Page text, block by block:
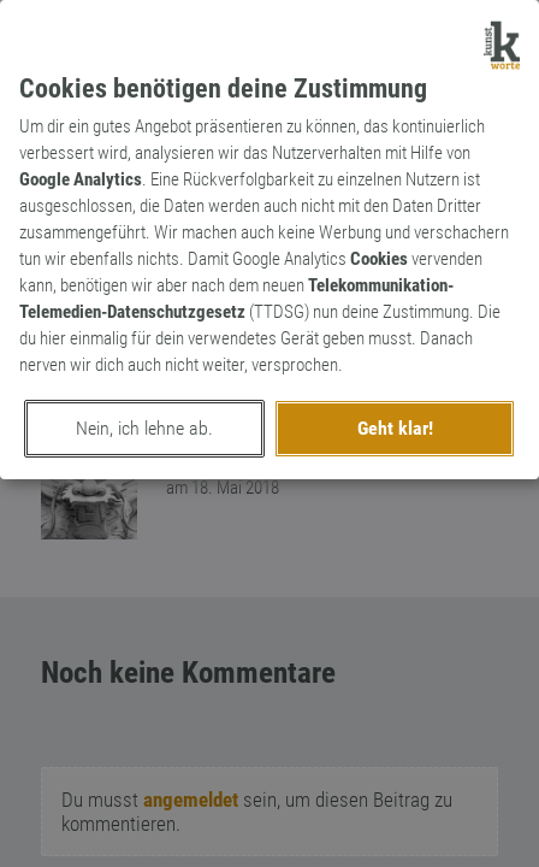
Cookies benötigen deine Zustimmung
Um dir ein gutes Angebot präsentieren zu können, das kontinuierlich
verbessert wird, analysieren wir das Nutzerverhalten mit Hilfe von
Google Analytics. Eine Rückverfolgbarkeit zu einzelnen Nutzern ist
ausgeschlossen, die Daten werden auch nicht mit den Daten Dritter
zusammengeführt. Wir machen auch keine Werbung und verschachern
tun wir ebenfalls nichts. Damit Google Analytics Cookiesvervenden
kann, benötigen wir aber nach dem neuenTelekommunikation-
Telemedien-Datenschutzgesetz (TTDSG) nun deine Zustimmung. Die
du hier einmalig für dein verwendetes Gerät geben musst. Danach
nerven wir dich auch nicht weiter, versprochen.
Nein, ich lehne ab. Geht klar!
Archaismus
Adjektiv
sen­su­a­lis­tisch
Sinnlich. Basiert auf der historischen
Geistesströmung des Sensualismus,
wonach Wissen stets ein Resultat
erschaffen von
am 18. Mai 2018
Noch keine Kommentare
Du musst angemeldetsein, um diesen Beitrag zu
kommentieren.